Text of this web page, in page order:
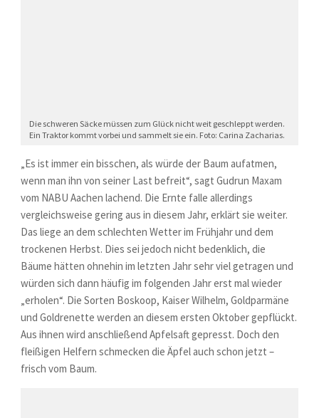
Die schweren Säcke müssen zum Glück nicht weit geschleppt werden.
Ein Traktor kommt vorbei und sammelt sie ein. Foto: Carina Zacharias.
„Es ist immer ein bisschen, als würde der Baum aufatmen,
wenn man ihn von seiner Last befreit“, sagt Gudrun Maxam
vom NABU Aachen lachend. Die Ernte falle allerdings
vergleichsweise gering aus in diesem Jahr, erklärt sie weiter.
Das liege an dem schlechten Wetter im Frühjahr und dem
trockenen Herbst. Dies sei jedoch nicht bedenklich, die
Bäume hätten ohnehin im letzten Jahr sehr viel getragen und
würden sich dann häufig im folgenden Jahr erst mal wieder
„erholen“. Die Sorten Boskoop, Kaiser Wilhelm, Goldparmäne
und Goldrenette werden an diesem ersten Oktober gepflückt.
Aus ihnen wird anschließend Apfelsaft gepresst. Doch den
fleißigen Helfern schmecken die Äpfel auch schon jetzt –
frisch vom Baum.